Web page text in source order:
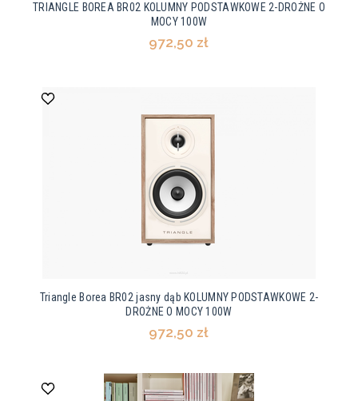
TRIANGLE BOREA BR02 KOLUMNY PODSTAWKOWE 2-DROŻNE O
MOCY 100W
972,50 zł
Triangle Borea BR02 jasny dąb KOLUMNY PODSTAWKOWE 2-
DROŻNE O MOCY 100W
972,50 zł